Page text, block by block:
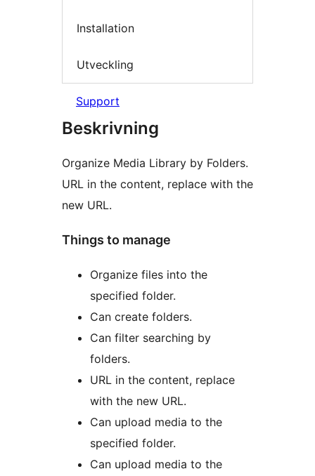
Installation
Utveckling
Support
Beskrivning
Organize Media Library by Folders.
URL in the content, replace with the
new URL.
Things to manage
Organize files into the
specified folder.
Can create folders.
Can filter searching by
folders.
URL in the content, replace
with the new URL.
Can upload media to the
specified folder.
Can upload media to the